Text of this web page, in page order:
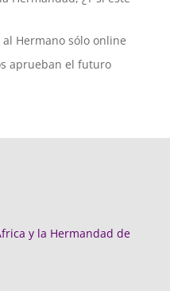
al Hermano sólo online
aprueban el futuro
y la Hermandad de